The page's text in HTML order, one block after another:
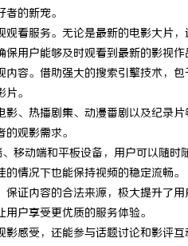
的新宠。
看服务。无论是最新的电影大片，
用户能够及时观看到最新的影视作
容。借助强大的搜索引擎技术，
。
、热播剧集、动漫番剧以及纪录
观影需求。
移动端和平板设备，用户可以随时
情况下也能保持视频的稳定流畅。
证内容的合法来源，极大提升了用
户享受更优质的服务体验。
感受，还能参与话题讨论和影评